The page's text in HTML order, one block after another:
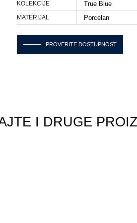
KOLEKCIJE True Blue
MATERIJAL Porcelan
PROVERITE DOSTUPNOST
I DRUGE